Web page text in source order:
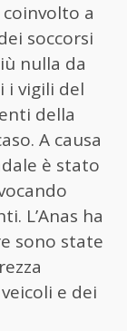
a
soccorsi
nulla da
i vigili del
della
A causa
è stato
L’Anas ha
sono state
e dei